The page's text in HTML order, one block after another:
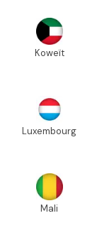
Koweït
Luxembourg
Mali